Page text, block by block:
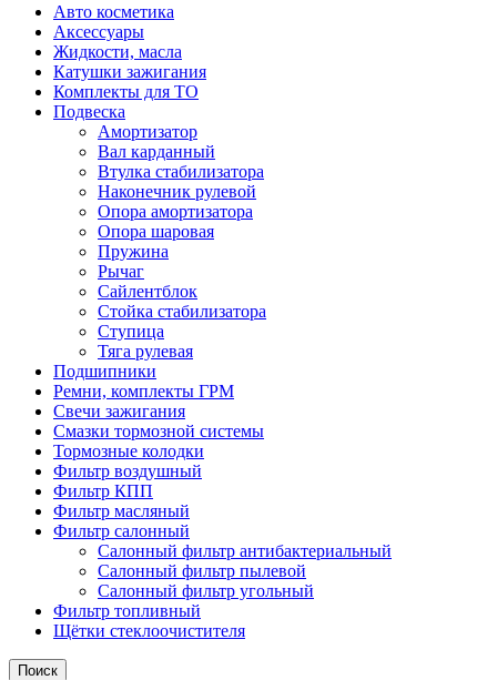
Авто косметика
Аксессуары
Жидкости, масла
Катушки зажигания
Комплекты для ТО
Подвеска
Амортизатор
Вал карданный
Втулка стабилизатора
Наконечник рулевой
Опора амортизатора
Опора шаровая
Пружина
Рычаг
Сайлентблок
Стойка стабилизатора
Ступица
Тяга рулевая
Подшипники
Ремни, комплекты ГРМ
Свечи зажигания
Смазки тормозной системы
Тормозные колодки
Фильтр воздушный
Фильтр КПП
Фильтр масляный
Фильтр салонный
Салонный фильтр антибактериальный
Салонный фильтр пылевой
Салонный фильтр угольный
Фильтр топливный
Щётки стеклоочистителя
Поиск